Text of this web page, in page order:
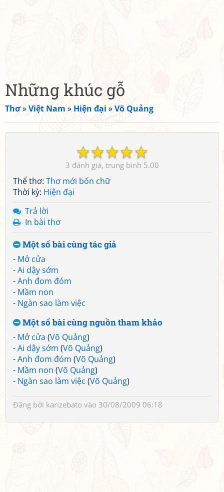
Những khúc gỗ
Thơ»Việt Nam » Hiện đại »Võ Quảng
☆
☆
☆
☆
☆
3 5.00
Thể thơ: Thơ mới bốn chữ
Thời kỳ: Hiện đại
Trả lời
In bài thơ
Một số bài cùng tác giả
- Mở cửa
-Ai dậy sớm
-Anh đom đóm
- Mầm non
- Ngàn sao làm việc
Một số bài cùng nguồn tham khảo
- Mở cửa (Võ Quảng)
-Ai dậy sớm (Võ Quảng)
-Anh đom đóm (Võ Quảng)
- Mầm non (Võ Quảng)
- Ngàn sao làm việc (Võ Quảng)
Đăng bởi karizebato vào 30/08/2009 06:18